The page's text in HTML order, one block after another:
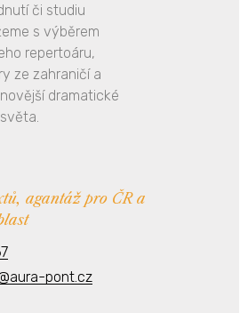
či studiu
s výběrem
repertoáru,
ze zahraničí a
dramatické
agantáž pro ČR a
pont.cz